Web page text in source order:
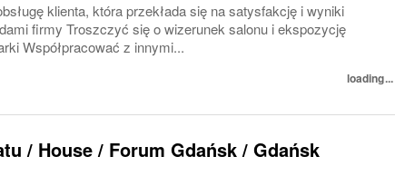
klienta, która przekłada się na satysfakcję i wyniki
firmy Troszczyć się o wizerunek salonu i ekspozycję
Współpracować z innymi...
loading...
/ House / Forum Gdańsk / Gdańsk